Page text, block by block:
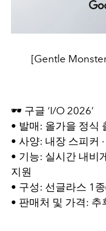
[Gentle
🕶️ 구글 ‘I/O 2026’
• 발매: 올가을 정식
• 사양: 내장 스피커
• 기능: 실시간 내비
지원
• 구성: 선글라스 1
• 판매처 및 가격: 추